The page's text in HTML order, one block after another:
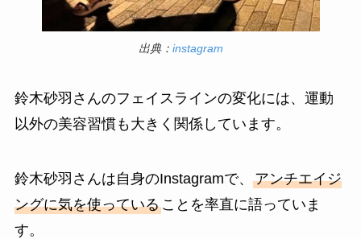
出典： instagram
鈴木砂羽さんのフェイスラインの変化には、運動
以外の美容習慣も大きく関係しています。
鈴木砂羽さんは自身のInstagramで、 アンチエイジ
ングに気を使っていることを率直に語っていま
す。